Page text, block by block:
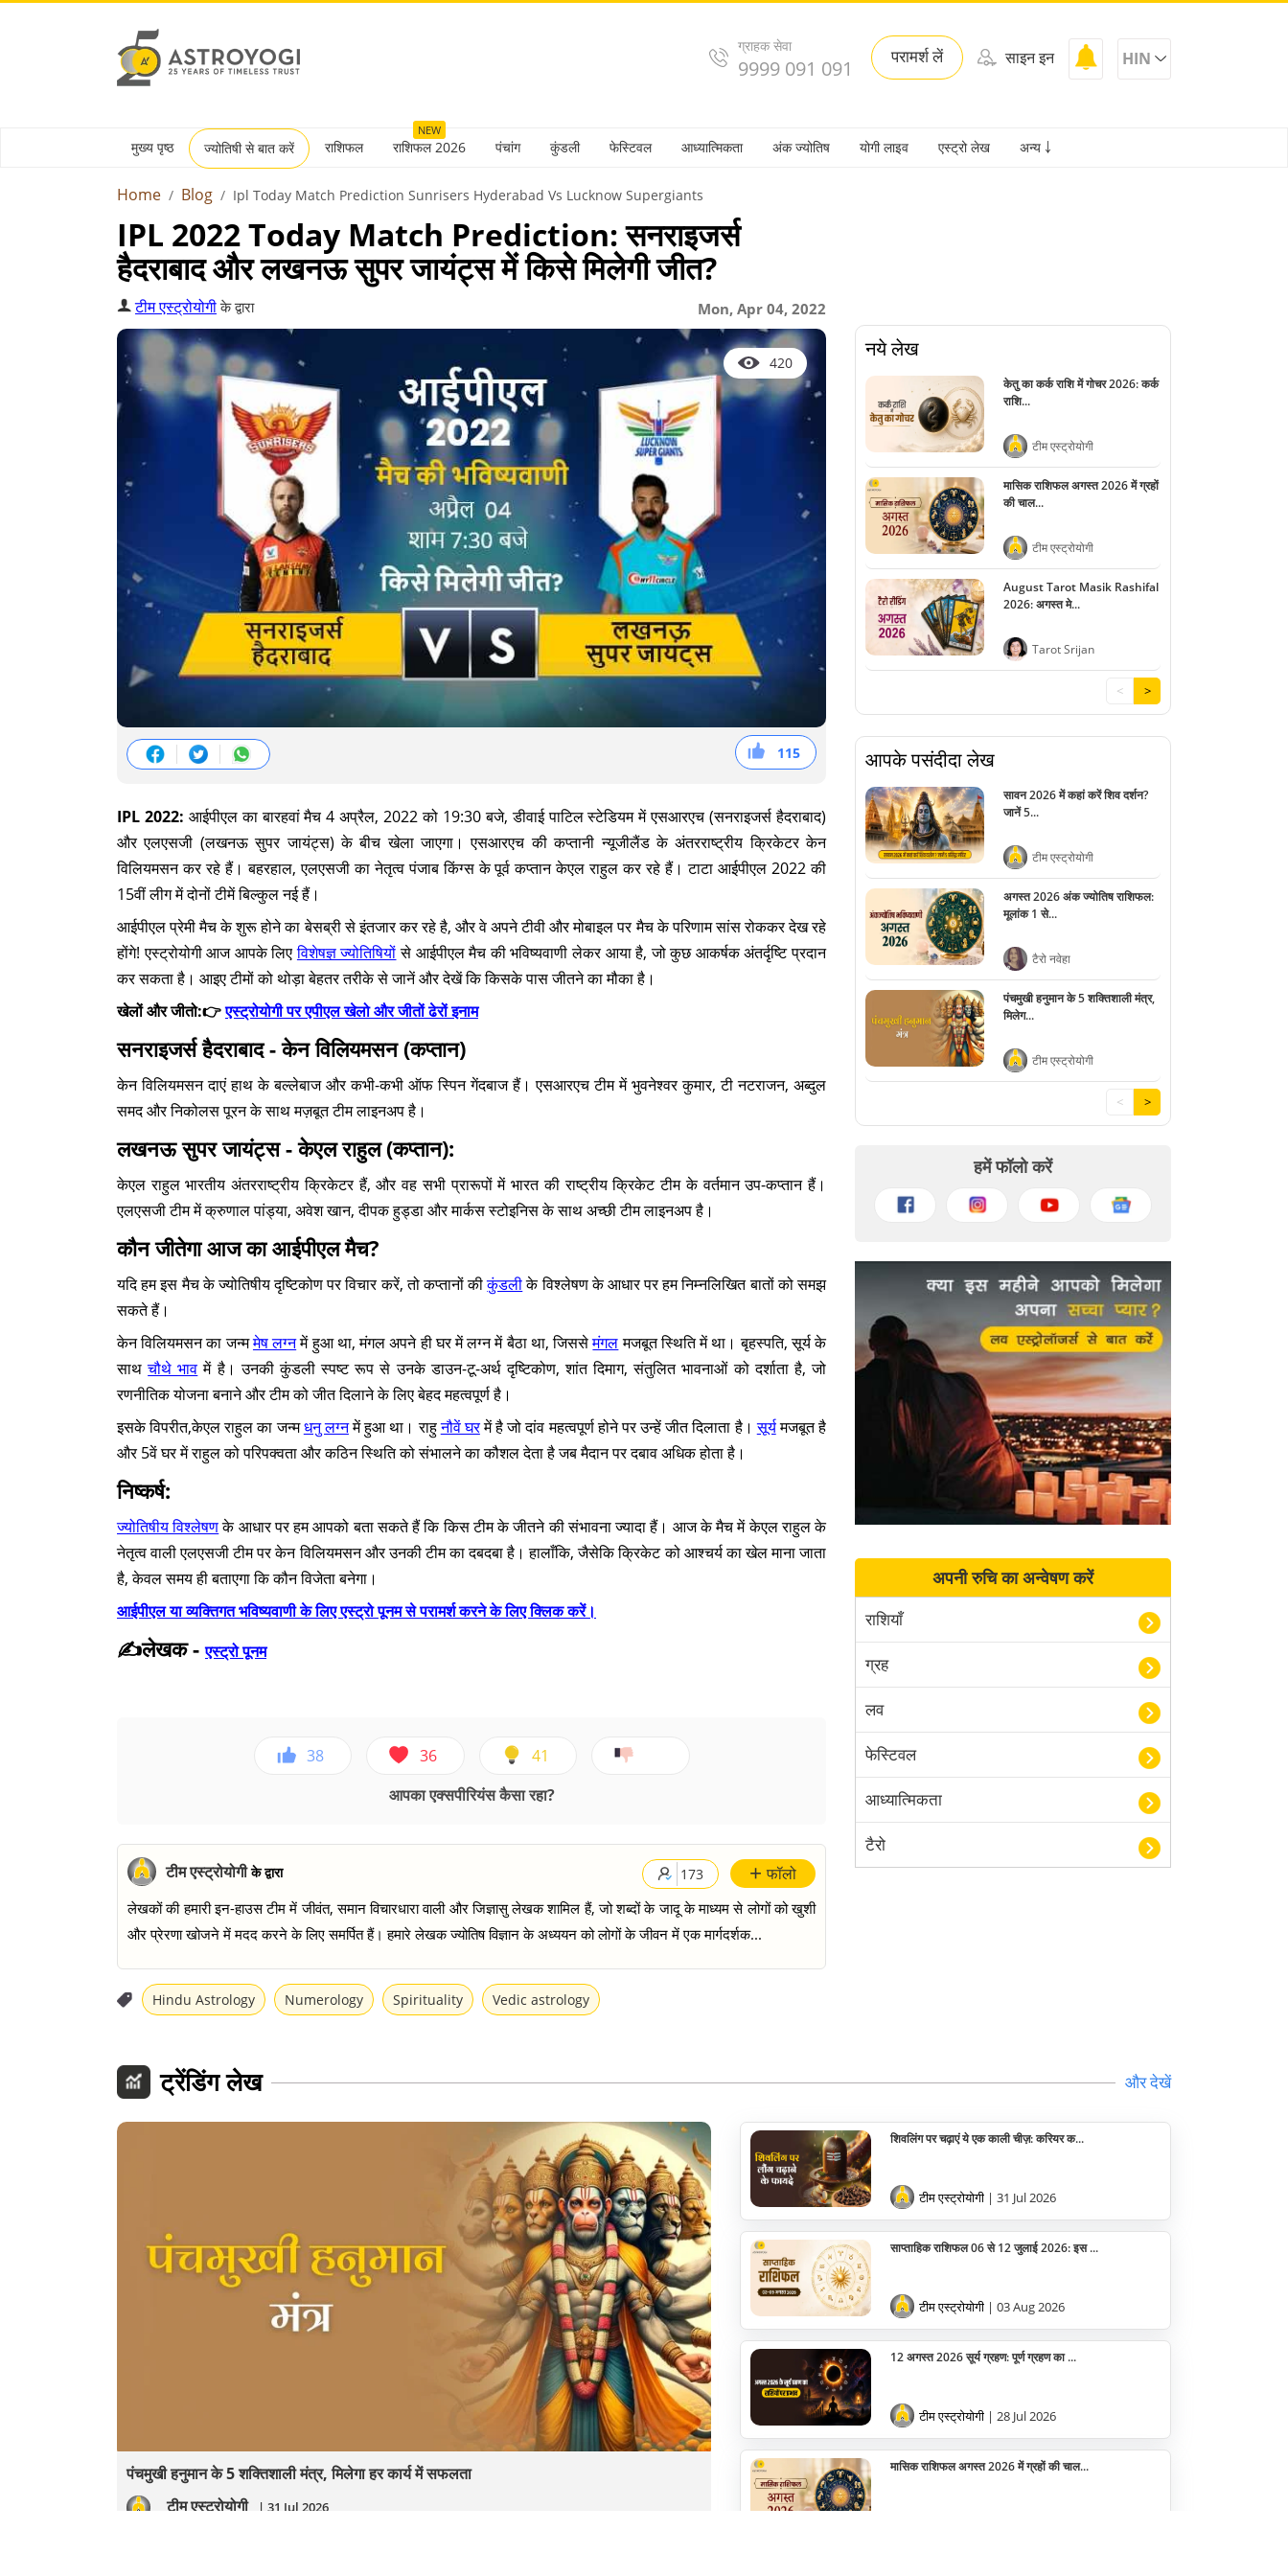
ग्राहक सेवा
9999 091 091 परामर्श लें साइन इन HIN
मुख्य पृष्ठ ज्योतिषी से बात करें राशिफल
NEW
राशिफल 2026 पंचांग कुंडली फेस्टिवल आध्यात्मिकता अंक ज्योतिष योगी लाइव एस्ट्रो लेख अन्य ￬
Home Blog Ipl Today Match Prediction Sunrisers Hyderabad Vs Lucknow Supergiants
IPL 2022 Today Match Prediction: सनराइजर्स
हैदराबाद और लखनऊ सुपर जायंट्स में किसे मिलेगी जीत?
Mon, Apr 04, 2022
टीम एस्ट्रोयोगीके द्वारा
420
115
38
36
41
IPL 2022: आईपीएल का बारहवां मैच 4 अप्रैल, 2022 को 19:30 बजे, डीवाई पाटिल स्टेडियम में एसआरएच (सनराइजर्स हैदराबाद)
और एलएसजी (लखनऊ सुपर जायंट्स) के बीच खेला जाएगा। एसआरएच की कप्तानी न्यूजीलैंड के अंतरराष्ट्रीय क्रिकेटर केन
विलियमसन कर रहे हैं। बहरहाल, एलएसजी का नेतृत्व पंजाब किंग्स के पूर्व कप्तान केएल राहुल कर रहे हैं। टाटा आईपीएल 2022 की
15वीं लीग में दोनों टीमें बिल्कुल नई हैं।
आईपीएल प्रेमी मैच के शुरू होने का बेसब्री से इंतजार कर रहे है, और वे अपने टीवी और मोबाइल पर मैच के परिणाम सांस रोककर देख रहे
होंगे! एस्ट्रोयोगी आज आपके लिएविशेषज्ञ ज्योतिषियोंसे आईपीएल मैच की भविष्यवाणी लेकर आया है, जो कुछ आकर्षक अंतर्दृष्टि प्रदान
कर सकता है। आइए टीमों को थोड़ा बेहतर तरीके से जानें और देखें कि किसके पास जीतने का मौका है।
खेलों और जीतो:👉एस्ट्रोयोगी पर एपीएल खेलो और जीतों ढेरों इनाम
सनराइजर्स हैदराबाद - केन विलियमसन (कप्तान)
केन विलियमसन दाएं हाथ के बल्लेबाज और कभी-कभी ऑफ स्पिन गेंदबाज हैं। एसआरएच टीम में भुवनेश्वर कुमार, टी नटराजन, अब्दुल
समद और निकोलस पूरन के साथ मज़बूत टीम लाइनअप है।
लखनऊ सुपर जायंट्स - केएल राहुल (कप्तान):
केएल राहुल भारतीय अंतरराष्ट्रीय क्रिकेटर हैं, और वह सभी प्रारूपों में भारत की राष्ट्रीय क्रिकेट टीम के वर्तमान उप-कप्तान हैं।
एलएसजी टीम में क्रुणाल पांड्या, अवेश खान, दीपक हुड्डा और मार्कस स्टोइनिस के साथ अच्छी टीम लाइनअप है।
कौन जीतेगा आज का आईपीएल मैच?
यदि हम इस मैच के ज्योतिषीय दृष्टिकोण पर विचार करें, तो कप्तानों कीकुंडलीके विश्लेषण के आधार पर हम निम्नलिखित बातों को समझ
सकते हैं।
केन विलियमसन का जन्ममेष लग्नमें हुआ था, मंगल अपने ही घर में लग्न में बैठा था, जिससेमंगलमजबूत स्थिति में था। बृहस्पति, सूर्य के
साथचौथे भाव में है। उनकी कुंडली स्पष्ट रूप से उनके डाउन-टू-अर्थ दृष्टिकोण, शांत दिमाग, संतुलित भावनाओं को दर्शाता है, जो
रणनीतिक योजना बनाने और टीम को जीत दिलाने के लिए बेहद महत्वपूर्ण है।
इसके विपरीत,केएल राहुल का जन्मधनु लग्नमें हुआ था। राहुनौवें घरमें है जो दांव महत्वपूर्ण होने पर उन्हें जीत दिलाता है।सूर्यमजबूत है
और 5वें घर में राहुल को परिपक्वता और कठिन स्थिति को संभालने का कौशल देता है जब मैदान पर दबाव अधिक होता है।
निष्कर्ष:
ज्योतिषीय विश्लेषणके आधार पर हम आपको बता सकते हैं कि किस टीम के जीतने की संभावना ज्यादा हैं। आज के मैच में केएल राहुल के
नेतृत्व वाली एलएसजी टीम पर केन विलियमसन और उनकी टीम का दबदबा है। हालाँकि, जैसेकि क्रिकेट को आश्चर्य का खेल माना जाता
है, केवल समय ही बताएगा कि कौन विजेता बनेगा।
आईपीएल या व्यक्तिगत भविष्यवाणी के लिए एस्ट्रो पूनम से परामर्श करने के लिए क्लिक करें।
✍️लेखक -एस्ट्रो पूनम
38 36
41
आपका एक्सपीरियंस कैसा रहा?
+ फॉलो
173
टीम एस्ट्रोयोगीके द्वारा
लेखकों की हमारी इन-हाउस टीम में जीवंत, समान विचारधारा वाली और जिज्ञासु लेखक शामिल हैं, जो शब्दों के जादू के माध्यम से लोगों को खुशी
और प्रेरणा खोजने में मदद करने के लिए समर्पित हैं। हमारे लेखक ज्योतिष विज्ञान के अध्ययन को लोगों के जीवन में एक मार्गदर्शक...
Hindu Astrology Numerology Spirituality Vedic astrology
नये लेख
केतु का कर्क राशि में गोचर 2026: कर्क
राशि...
टीम एस्ट्रोयोगी
मासिक राशिफल अगस्त 2026 में ग्रहों
की चाल...
टीम एस्ट्रोयोगी
August Tarot Masik Rashifal
2026: अगस्त मे...
Tarot Srijan
< >
आपके पसंदीदा लेख
सावन 2026 में कहां करें शिव दर्शन?
जानें 5...
टीम एस्ट्रोयोगी
अगस्त 2026 अंक ज्योतिष राशिफल:
मूलांक 1 से...
टैरो नवेहा
पंचमुखी हनुमान के 5 शक्तिशाली मंत्र,
मिलेग...
टीम एस्ट्रोयोगी
< >
हमें फॉलो करें
अपनी रुचि का अन्वेषण करें
राशियाँ
ग्रह
लव
फेस्टिवल
आध्यात्मिकता
टैरो
वास्तु
सेलिब्रिटी
पूजा विधि
योग
अन्य
ट्रेंडिंग लेख और देखें
पंचमुखी हनुमान के 5 शक्तिशाली मंत्र, मिलेगा हर कार्य में सफलता
टीम एस्ट्रोयोगी
| 31 Jul 2026
शिवलिंग पर चढ़ाएं ये एक काली चीज़: करियर क...
टीम एस्ट्रोयोगी | 31 Jul 2026
साप्ताहिक राशिफल 06 से 12 जुलाई 2026: इस ...
टीम एस्ट्रोयोगी | 03 Aug 2026
12 अगस्त 2026 सूर्य ग्रहण: पूर्ण ग्रहण का ...
टीम एस्ट्रोयोगी | 28 Jul 2026
मासिक राशिफल अगस्त 2026 में ग्रहों की चाल...